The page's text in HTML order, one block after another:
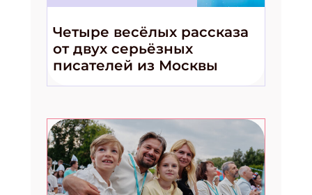
Четыре весёлых рассказа
от двух серьёзных
писателей из Москвы